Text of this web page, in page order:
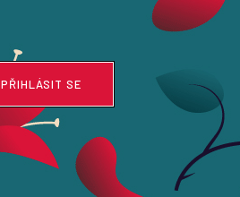
PŘIHLÁSIT SE